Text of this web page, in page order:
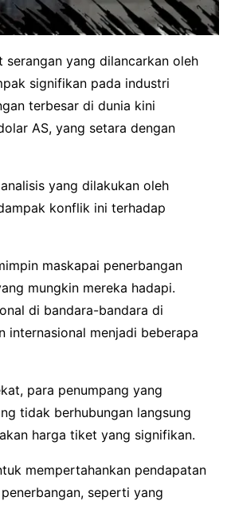
yang dilancarkan oleh
signifikan pada industri
terbesar di dunia kini
AS, yang setara dengan
yang dilakukan oleh
konflik ini terhadap
maskapai penerbangan
mungkin mereka hadapi.
di bandara-bandara di
internasional menjadi beberapa
para penumpang yang
tidak berhubungan langsung
harga tiket yang signifikan.
mempertahankan pendapatan
seperti yang